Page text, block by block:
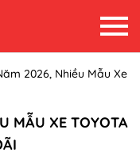
2026, Nhiều Mẫu Xe
MẪU XE TOYOTA